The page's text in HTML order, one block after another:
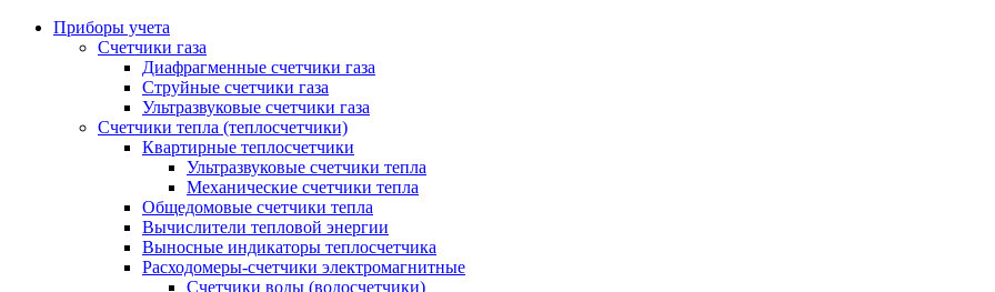
Приборы учета
Счетчики газа
Диафрагменные счетчики газа
Струйные счетчики газа
Ультразвуковые счетчики газа
Счетчики тепла (теплосчетчики)
Квартирные теплосчетчики
Ультразвуковые счетчики тепла
Механические счетчики тепла
Общедомовые счетчики тепла
Вычислители тепловой энергии
Выносные индикаторы теплосчетчика
Расходомеры-счетчики электромагнитные
Счетчики воды (водосчетчики)